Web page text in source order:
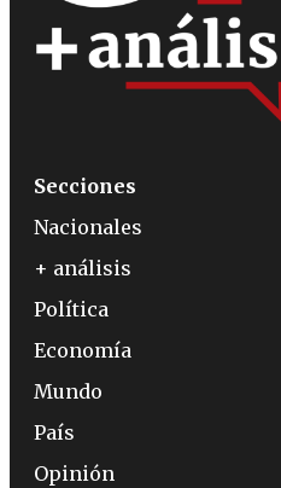
Secciones
Nacionales
+ análisis
Política
Economía
Mundo
País
Opinión